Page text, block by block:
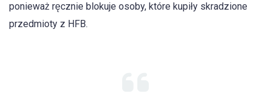
ponieważ ręcznie blokuje osoby, które kupiły skradzione
przedmioty z HFB.